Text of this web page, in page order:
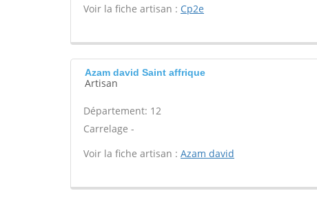
Voir la fiche artisan : Cp2e
Azam david Saint affrique
Artisan
Département: 12
Carrelage -
Voir la fiche artisan : Azam david